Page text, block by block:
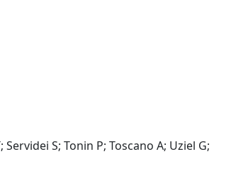
S; Tonin P; Toscano A; Uziel G;